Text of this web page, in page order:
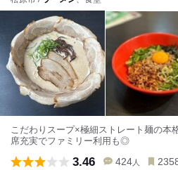
こだわりスープ×極細ストレート麺の本
席充実でファミリー利用も◎
3.46 424 人